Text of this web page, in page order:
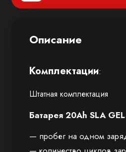
Описание
Комплектации:
Штатная комплектация
Батарея 20Ah SLA GEL
— пробег на одном